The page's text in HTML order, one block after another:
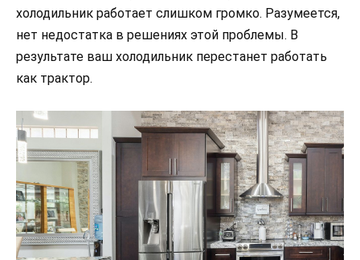
холодильник работает слишком громко. Разумеется,
нет недостатка в решениях этой проблемы. В
результате ваш холодильник перестанет работать
как трактор.